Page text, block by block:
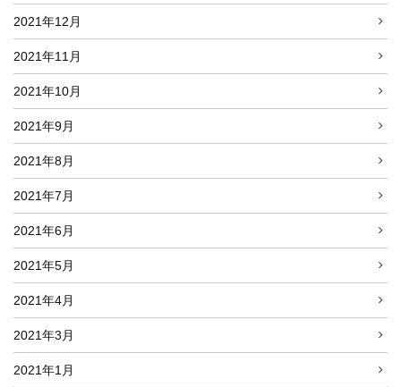
2021年12月
2021年11月
2021年10月
2021年9月
2021年8月
2021年7月
2021年6月
2021年5月
2021年4月
2021年3月
2021年1月